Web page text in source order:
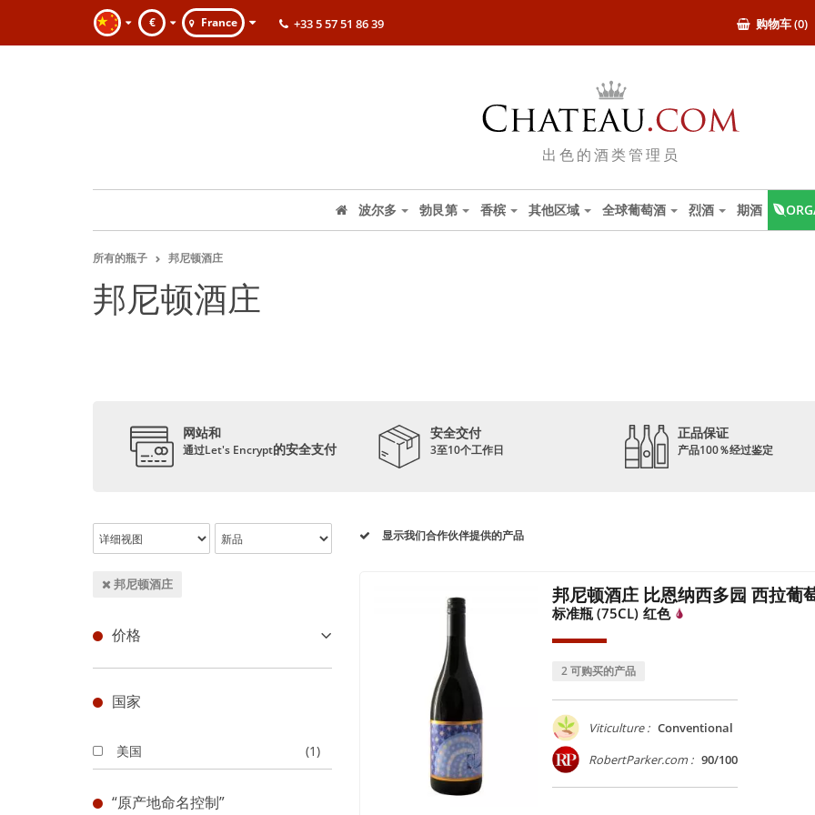
€ France 购物车 (0)
+33 5 57 51 86 39
出色的酒类管理员
波尔多 勃艮第 香槟 其他区域 全球葡萄酒 烈酒 期酒
所有的瓶子 邦尼顿酒庄
邦尼顿酒庄
网站和
通过Let's Encrypt的安全支付
安全交付
3至10个工作日
正品保证
产品100％经过鉴定
显示我们合作伙伴提供的产品
邦尼顿酒庄
价格
国家
美国 (1)
“原产地命名控制”
邦尼顿酒庄 比恩纳西多园 西拉葡
标准瓶 (75CL) 红色
2 可购买的产品
Viticulture : Conventional
RobertParker.com : 90/100